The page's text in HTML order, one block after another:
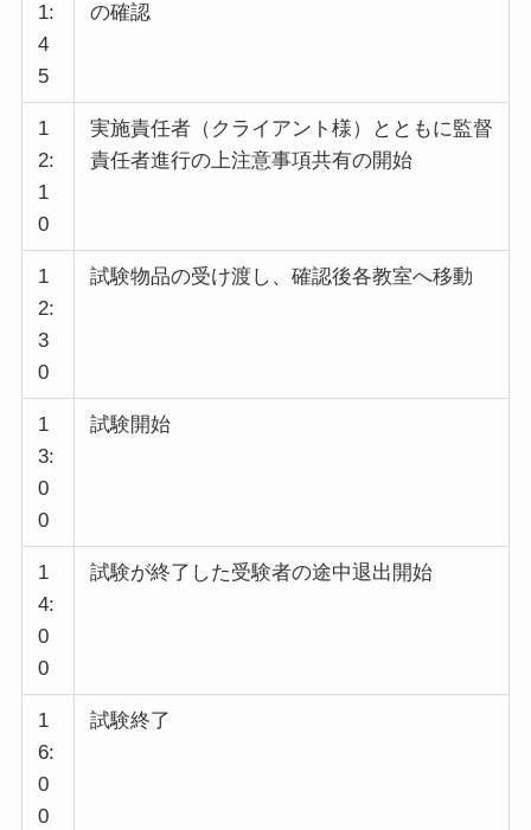
1:
4
5
の確認
1
2:
1
0
実施責任者（クライアント様）とともに監督
責任者進行の上注意事項共有の開始
1
2:
3
0
試験物品の受け渡し、確認後各教室へ移動
1
3:
0
0
試験開始
1
4:
0
0
試験が終了した受験者の途中退出開始
1
6:
0
0
試験終了